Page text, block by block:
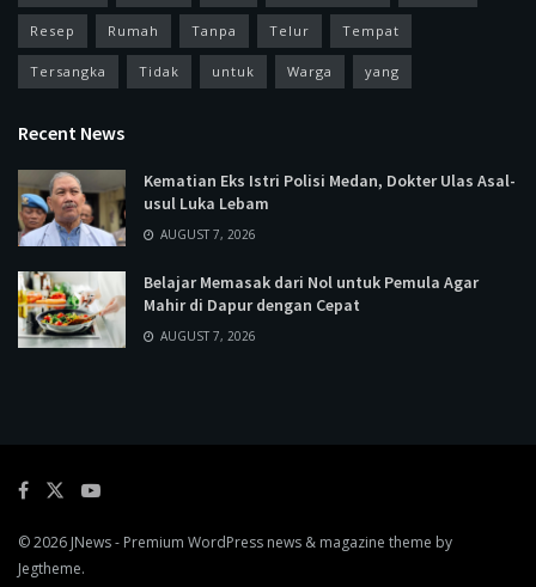
Resep Rumah Tanpa Telur Tempat
Tersangka Tidak untuk Warga yang
Recent News
Kematian Eks Istri Polisi Medan, Dokter Ulas Asal-
usul Luka Lebam
AUGUST 7, 2026
Belajar Memasak dari Nol untuk Pemula Agar
Mahir di Dapur dengan Cepat
AUGUST 7, 2026
© 2026 JNews- Premium WordPress news & magazine theme by
Jegtheme.